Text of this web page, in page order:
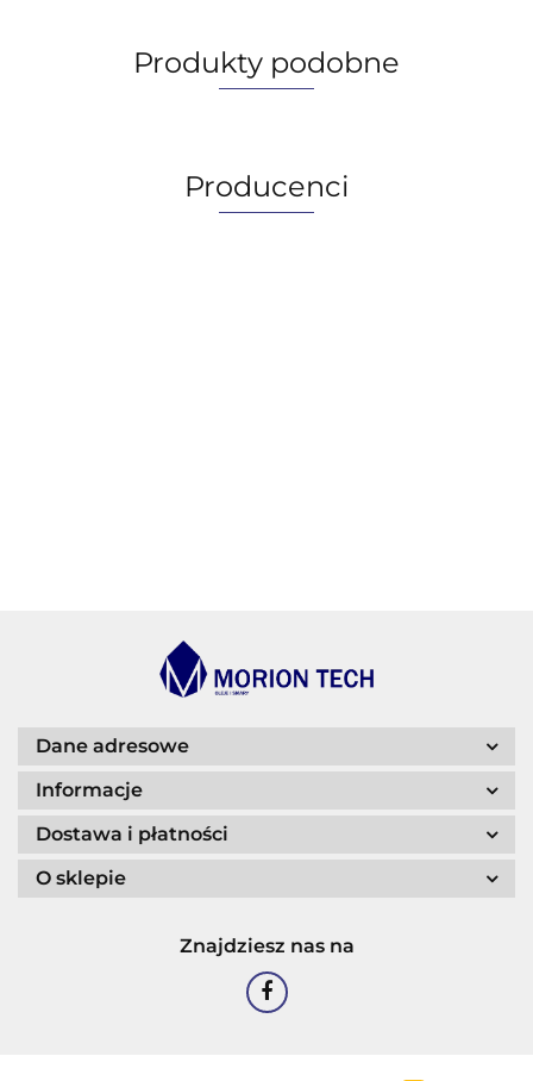
Produkty podobne
Producenci
Dane adresowe
Informacje
Dostawa i płatności
O sklepie
Znajdziesz nas na